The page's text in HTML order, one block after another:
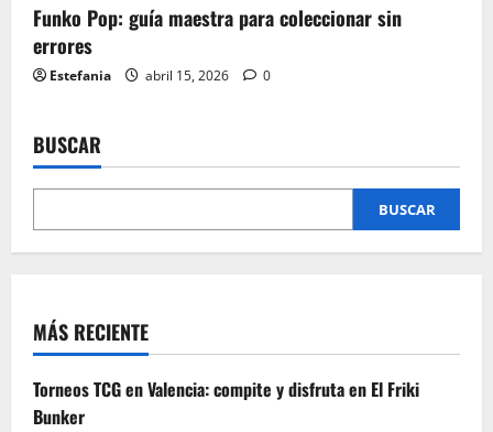
Funko Pop: guía maestra para coleccionar sin
errores
Estefania abril 15, 2026 0
BUSCAR
BUSCAR
MÁS RECIENTE
Torneos TCG en Valencia: compite y disfruta en El Friki
Bunker